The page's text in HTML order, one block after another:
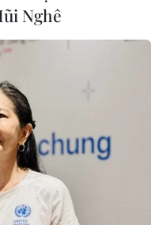
Nghê